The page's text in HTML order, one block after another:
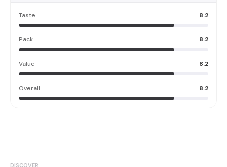
Taste 8.2
Pack 8.2
Value 8.2
Overall 8.2
DISCOVER